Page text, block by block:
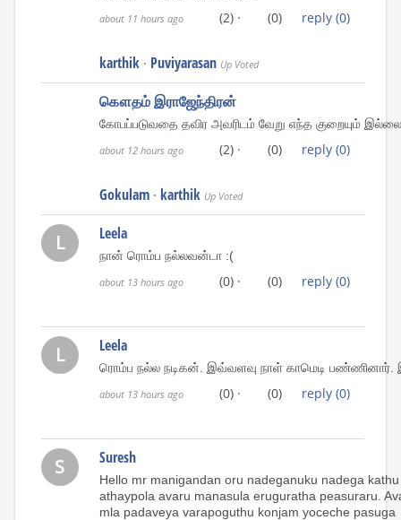
about 11 hours ago (2) · (0) reply (0)
karthik · Puviyarasan Up Voted
கௌதம் இராஜேந்திரன்
கோபப்படுவதை தவிர அவரிடம் வேறு எந்த குறையும்
about 12 hours ago (2) · (0) reply (0)
Gokulam · karthik Up Voted
L Leela
நான் ரொம்ப நல்லவன்டா :(
about 13 hours ago (0) · (0) reply (0)
L Leela
ரொம்ப நல்ல நடிகன். இவ்வளவு நாள் காமெடி பண்ணினார்.
about 13 hours ago (0) · (0) reply (0)
S Suresh
Hello mr manigandan oru nadeganuku nadega
athaypola avaru manasula eruguratha peasuraru.
mla padaveya varapoguthu konjam yoceche pasuga